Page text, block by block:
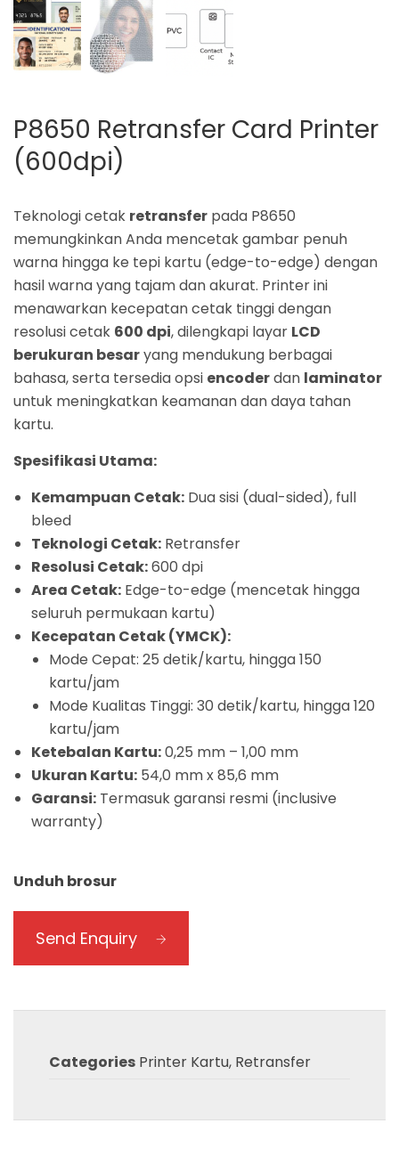
P8650 Retransfer Card Printer
(600dpi)
Teknologi cetak retransfer pada P8650
memungkinkan Anda mencetak gambar penuh
warna hingga ke tepi kartu (edge-to-edge) dengan
hasil warna yang tajam dan akurat. Printer ini
menawarkan kecepatan cetak tinggi dengan
resolusi cetak 600 dpi, dilengkapi layar LCD
berukuran besaryang mendukung berbagai
bahasa, serta tersedia opsi encoderdan laminator
untuk meningkatkan keamanan dan daya tahan
kartu.
Spesifikasi Utama:
Kemampuan Cetak: Dua sisi (dual-sided), full
bleed
Teknologi Cetak: Retransfer
Resolusi Cetak:600 dpi
Area Cetak: Edge-to-edge (mencetak hingga
seluruh permukaan kartu)
Kecepatan Cetak (YMCK):
Mode Cepat: 25 detik/kartu, hingga 150
kartu/jam
Mode Kualitas Tinggi: 30 detik/kartu, hingga 120
kartu/jam
Ketebalan Kartu:0,25 mm – 1,00 mm
Ukuran Kartu: 54,0 mm x 85,6 mm
Garansi: Termasuk garansi resmi (inclusive
warranty)
Unduh brosur
Send Enquiry
Categories Printer Kartu, Retransfer